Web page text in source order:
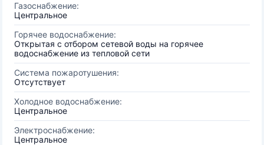
Газоснабжение:
Центральное
Горячее водоснабжение:
Открытая с отбором сетевой воды на горячее
водоснабжение из тепловой сети
Система пожаротушения:
Отсутствует
Холодное водоснабжение:
Центральное
Электроснабжение:
Центральное